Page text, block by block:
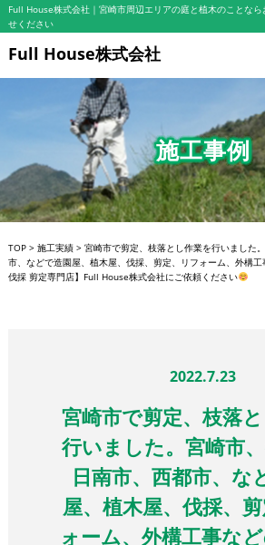
Full House株式会社｜宮崎市周辺エリアの庭と植木のことなら
せください
Full House株式会社
施工事例
TOP> 施工実績> 宮崎市で剪定、枝落とし作業を行いました
市、などで造園屋、植木屋、伐採、剪定、リフォーム、外構
伐採 剪定専門店】Full House株式会社にご依頼ください
2022.7.23
宮崎市で剪定、枝落
行いました。宮崎市、
日南市、西都市、な
屋、植木屋、伐採、
ォーム、外構工事な